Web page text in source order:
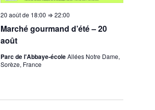
Marché gourmand d’été – 20
août
20 août de 18:00 ⇒22:00
Parc de l'Abbaye-écoleAllées Notre Dame,
Sorèze, France